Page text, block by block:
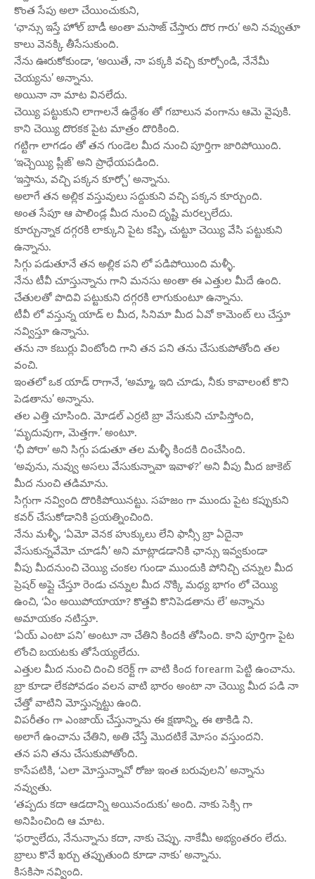
కొంత సేపు అలా చేయించుకుని,
‘ఛాన్సు ఇస్తే హోల్ బాడీ అంతా మసాజ్ చేస్తారు దొర గారు’ అని నవ్వుతూ
కాలు వెనక్కి తీసేసుకుంది.
నేను ఊరుకోకుండా, ‘అయితే, నా పక్కకి వచ్చి కూర్చోండి, నేనేమీ
చెయ్యను’ అన్నాను.
అయినా నా మాట వినలేదు.
చెయ్యి పట్టుకుని లాగాలనే ఉద్దేశం తో గబాలున వంగాను ఆమె వైపుకి.
కాని చెయ్యి దొరకక పైట మాత్రం దొరికింది.
గట్టిగా లాగడం తో తన గుండెల మీద నుంచి పూర్తిగా జారిపోయింది.
‘ఇచ్చెయ్యి ప్లీజ్’ అని ప్రాధేయపడింది.
‘ఇస్తాను, వచ్చి పక్కన కూర్చో’ అన్నాను.
అలాగే తన అల్లిక వస్తువులు సద్దుకుని వచ్చి పక్కన కూర్చుంది.
అంత సేపూ ఆ పాలిండ్ల మీద నుంచి దృష్టి మరల్చలేదు.
కూర్చున్నాక దగ్గరకి లాక్కుని పైట కప్పి, చుట్టూ చెయ్యి వేసి పట్టుకుని
ఉన్నాను.
సిగ్గు పడుతూనే తన అల్లిక పని లో పడిపోయింది మళ్ళీ.
నేను టీవీ చూస్తున్నాను గాని మనసు అంతా ఈ ఎత్తుల మీదే ఉంది.
చేతులతో పొదివి పట్టుకుని దగ్గరకి లాగుకుంటూ ఉన్నాను.
టీవీ లో వస్తున్న యాడ్ ల మీద, సినిమా మీద ఏవో కామెంట్ లు చేస్తూ
నవ్విస్తూ ఉన్నాను.
తను నా కబుర్లు వింటోంది గాని తన పని తను చేసుకుపోతోంది తల
వంచి.
ఇంతలో ఒక యాడ్ రాగానే, ‘అమ్మా, ఇది చూడు, నీకు కావాలంటే కొని
పెడతాను’ అన్నాను.
తల ఎత్తి చూసింది. మోడల్ ఎర్రటి బ్రా వేసుకుని చూపిస్తోంది,
‘మృదువుగా, మెత్తగా.’ అంటూ.
‘ఛీ పోరా’ అని సిగ్గు పడుతూ తల మళ్ళీ కిందకి దించేసింది.
‘అవును, నువ్వు అసలు వేసుకున్నావా ఇవాళ?’ అని వీపు మీద జాకెట్
మీద నుంచి తడిమాను.
సిగ్గుగా నవ్వింది దొరికిపోయినట్టు. సహజం గా ముందు పైట కప్పుకుని
కవర్ చేసుకోడానికి ప్రయత్నించింది.
నేను మళ్ళీ, ‘ఏమో వెనక హుక్కులు లేని ఫాన్సీ బ్రా ఏదైనా
వేసుకున్నవేమో చూడనీ’ అని మాట్లాడడానికి ఛాన్సు ఇవ్వకుండా
వీపు మీదనుంచి చెయ్యి చంకల గుండా ముందుకి పోనిచ్చి చన్నుల మీద
ప్రెషర్ అప్లై చేస్తూ రెండు చన్నుల మీద నొక్కి మధ్య భాగం లో చెయ్యి
ఉంచి, ‘ఏం అయిపోయాయా? కొత్తవి కొనిపెడతాను లే’ అన్నాను
అమాయకం నటిస్తూ.
‘ఏయ్ ఎంటా పని’ అంటూ నా చేతిని కిందకి తోసింది. కాని పూర్తిగా పైట
లోంచి బయటకు తోసేయ్యలేదు.
ఎత్తుల మీద నుంచి దించి కరెక్ట్ గా వాటి కింద forearm పెట్టి ఉంచాను.
బ్రా కూడా లేకపోవడం వలన వాటి భారం అంటా నా చెయ్యి మీద పడి నా
చేత్తో వాటిని మోస్తున్నట్టు ఉంది.
విపరీతం గా ఎంజాయ్ చేస్తున్నాను ఈ క్షణాన్ని, ఈ తాకిడి ని.
అలాగే ఉంచాను చేతిని, అతి చేస్తే మొదటికే మోసం వస్తుందని.
తన పని తను చేసుకుపోతోంది.
కాసేపటికి, ‘ఎలా మోస్తున్నావో రోజు ఇంత బరువులని’ అన్నాను
నవ్వుతు.
‘తప్పదు కదా ఆడదాన్ని అయినందుకు’ అంది. నాకు సెక్సి గా
అనిపించింది ఆ మాట.
‘ఫర్వాలేదు, నేనున్నాను కదా, నాకు చెప్పు. నాకేమీ అభ్యంతరం లేదు.
బ్రాలు కొనే ఖర్చు తప్పుతుంది కూడా నాకు’ అన్నాను.
కిసకిసా నవ్వింది.